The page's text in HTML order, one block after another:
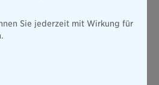
Sie jederzeit mit Wirkung für